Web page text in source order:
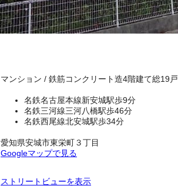
マンション / 鉄筋コンクリート造4階建て総19戸
名鉄名古屋本線新安城駅歩9分
名鉄三河線三河八橋駅歩46分
名鉄西尾線北安城駅歩34分
愛知県安城市東栄町３丁目
Googleマップで見る
ストリートビューを表示